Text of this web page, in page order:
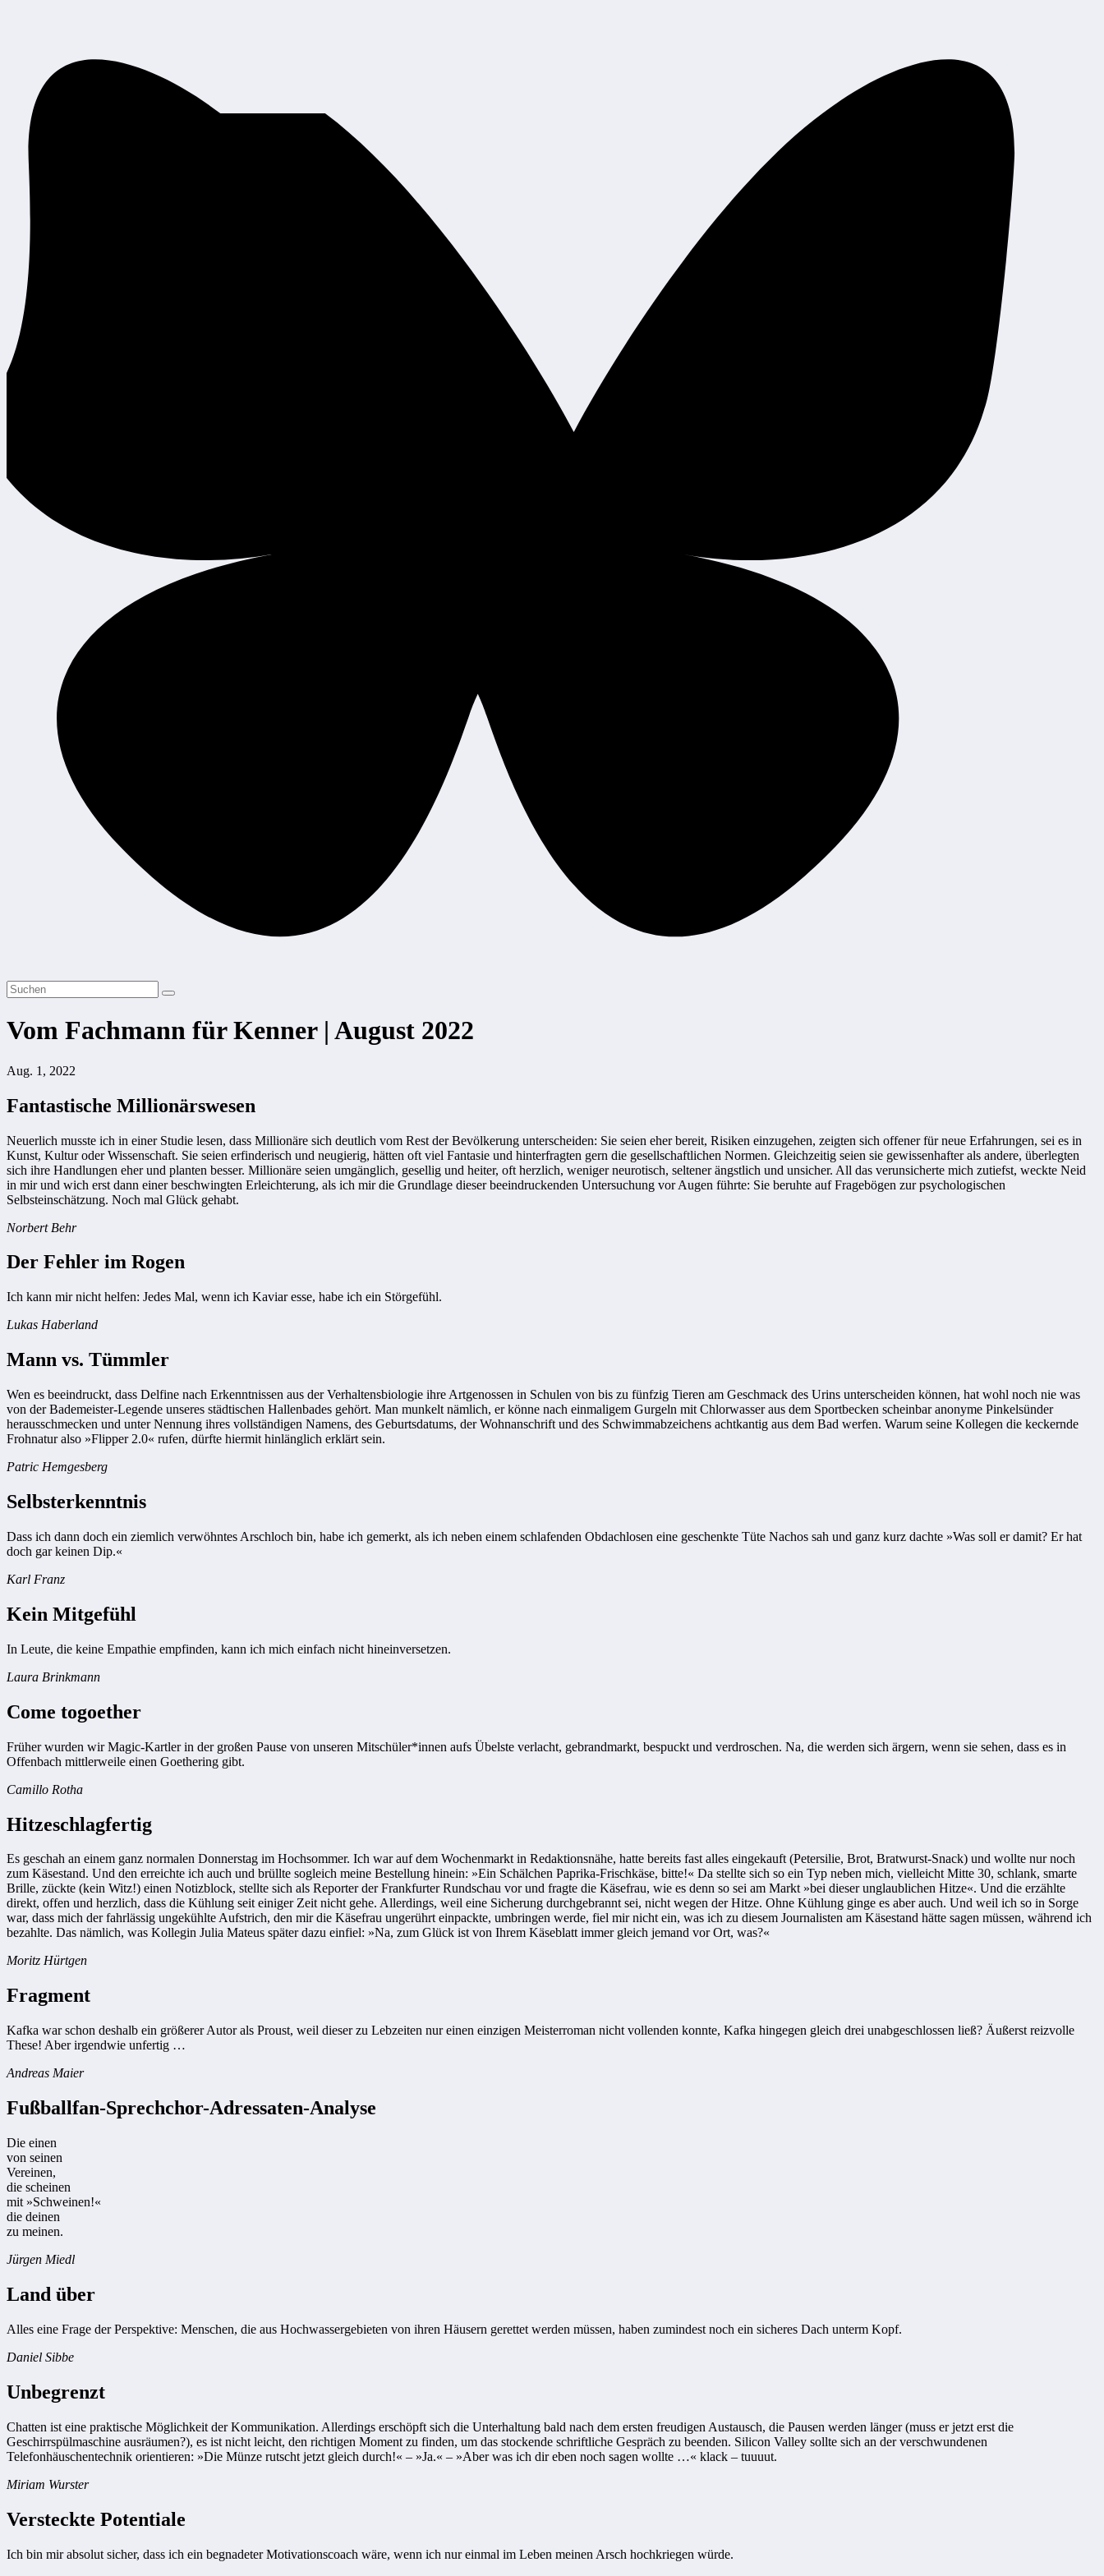
Vom Fachmann für Kenner | August 2022
Aug. 1, 2022
Fantastische Millionärswesen
Neuerlich musste ich in einer Studie lesen, dass Millionäre sich deutlich vom Rest der Bevölkerung unterscheiden: Sie seien eher bereit, Risiken einzugehen, zeigten sich offener für neue Erfahrungen, sei es in
Kunst, Kultur oder Wissenschaft. Sie seien erfinderisch und neugierig, hätten oft viel Fantasie und hinterfragten gern die gesellschaftlichen Normen. Gleichzeitig seien sie gewissenhafter als andere, überlegten
sich ihre Handlungen eher und planten besser. Millionäre seien umgänglich, gesellig und heiter, oft herzlich, weniger neurotisch, seltener ängstlich und unsicher. All das verunsicherte mich zutiefst, weckte Neid
in mir und wich erst dann einer beschwingten Erleichterung, als ich mir die Grundlage dieser beeindruckenden Untersuchung vor Augen führte: Sie beruhte auf Fragebögen zur psychologischen
Selbsteinschätzung. Noch mal Glück gehabt.
Norbert Behr
Der Fehler im Rogen
Ich kann mir nicht helfen: Jedes Mal, wenn ich Kaviar esse, habe ich ein Störgefühl.
Lukas Haberland
Mann vs. Tümmler
Wen es beeindruckt, dass Delfine nach Erkenntnissen aus der Verhaltensbiologie ihre Artgenossen in Schulen von bis zu fünfzig Tieren am Geschmack des Urins unterscheiden können, hat wohl noch nie was
von der Bademeister-Legende unseres städtischen Hallenbades gehört. Man munkelt nämlich, er könne nach einmaligem Gurgeln mit Chlorwasser aus dem Sportbecken scheinbar anonyme Pinkelsünder
herausschmecken und unter Nennung ihres vollständigen Namens, des Geburtsdatums, der Wohnanschrift und des Schwimmabzeichens achtkantig aus dem Bad werfen. Warum seine Kollegen die keckernde
Frohnatur also »Flipper 2.0« rufen, dürfte hiermit hinlänglich erklärt sein.
Patric Hemgesberg
Selbsterkenntnis
Dass ich dann doch ein ziemlich verwöhntes Arschloch bin, habe ich gemerkt, als ich neben einem schlafenden Obdachlosen eine geschenkte Tüte Nachos sah und ganz kurz dachte »Was soll er damit? Er hat
doch gar keinen Dip.«
Karl Franz
Kein Mitgefühl
In Leute, die keine Empathie empfinden, kann ich mich einfach nicht hineinversetzen.
Laura Brinkmann
Come togoether
Früher wurden wir Magic-Kartler in der großen Pause von unseren Mitschüler*innen aufs Übelste verlacht, gebrandmarkt, bespuckt und verdroschen. Na, die werden sich ärgern, wenn sie sehen, dass es in
Offenbach mittlerweile einen Goethering gibt.
Camillo Rotha
Hitzeschlagfertig
Es geschah an einem ganz normalen Donnerstag im Hochsommer. Ich war auf dem Wochenmarkt in Redaktionsnähe, hatte bereits fast alles eingekauft (Petersilie, Brot, Bratwurst-Snack) und wollte nur noch
zum Käsestand. Und den erreichte ich auch und brüllte sogleich meine Bestellung hinein: »Ein Schälchen Paprika-Frischkäse, bitte!« Da stellte sich so ein Typ neben mich, vielleicht Mitte 30, schlank, smarte
Brille, zückte (kein Witz!) einen Notizblock, stellte sich als Reporter der Frankfurter Rundschau vor und fragte die Käsefrau, wie es denn so sei am Markt »bei dieser unglaublichen Hitze«. Und die erzählte
direkt, offen und herzlich, dass die Kühlung seit einiger Zeit nicht gehe. Allerdings, weil eine Sicherung durchgebrannt sei, nicht wegen der Hitze. Ohne Kühlung ginge es aber auch. Und weil ich so in Sorge
war, dass mich der fahrlässig ungekühlte Aufstrich, den mir die Käsefrau ungerührt einpackte, umbringen werde, fiel mir nicht ein, was ich zu diesem Journalisten am Käsestand hätte sagen müssen, während ich
bezahlte. Das nämlich, was Kollegin Julia Mateus später dazu einfiel: »Na, zum Glück ist von Ihrem Käseblatt immer gleich jemand vor Ort, was?«
Moritz Hürtgen
Fragment
Kafka war schon deshalb ein größerer Autor als Proust, weil dieser zu Lebzeiten nur einen einzigen Meisterroman nicht vollenden konnte, Kafka hingegen gleich drei unabgeschlossen ließ? Äußerst reizvolle
These! Aber irgendwie unfertig …
Andreas Maier
Fußballfan-Sprechchor-Adressaten-Analyse
Die einen
von seinen
Vereinen,
die scheinen
mit »Schweinen!«
die deinen
zu meinen.
Jürgen Miedl
Land über
Alles eine Frage der Perspektive: Menschen, die aus Hochwassergebieten von ihren Häusern gerettet werden müssen, haben zumindest noch ein sicheres Dach unterm Kopf.
Daniel Sibbe
Unbegrenzt
Chatten ist eine praktische Möglichkeit der Kommunikation. Allerdings erschöpft sich die Unterhaltung bald nach dem ersten freudigen Austausch, die Pausen werden länger (muss er jetzt erst die
Geschirrspülmaschine ausräumen?), es ist nicht leicht, den richtigen Moment zu finden, um das stockende schriftliche Gespräch zu beenden. Silicon Valley sollte sich an der verschwundenen
Telefonhäuschentechnik orientieren: »Die Münze rutscht jetzt gleich durch!« – »Ja.« – »Aber was ich dir eben noch sagen wollte …« klack – tuuuut.
Miriam Wurster
Versteckte Potentiale
Ich bin mir absolut sicher, dass ich ein begnadeter Motivationscoach wäre, wenn ich nur einmal im Leben meinen Arsch hochkriegen würde.